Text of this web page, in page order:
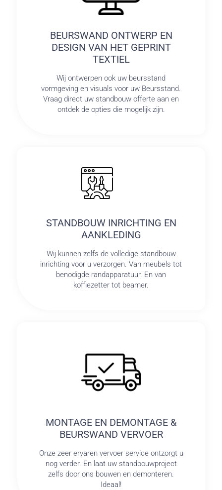
BEURSWAND ONTWERP EN
DESIGN VAN HET GEPRINT
TEXTIEL
Wij ontwerpen ook uw beursstand
vormgeving en visuals voor uw Beursstand.
Vraag direct uw standbouw offerte aan en
ontdek de opties die mogelijk zijn.
STANDBOUW INRICHTING EN
AANKLEDING
Wij kunnen zelfs de volledige standbouw
inrichting voor u verzorgen. Van meubels tot
benodigde randapparatuur. En van
koffiezetter tot beamer.
MONTAGE EN DEMONTAGE &
BEURSWAND VERVOER
Onze zeer ervaren vervoer service ontzorgt u
nog verder. En laat uw standbouwproject
zelfs door ons bouwen en demonteren.
Ideaal!